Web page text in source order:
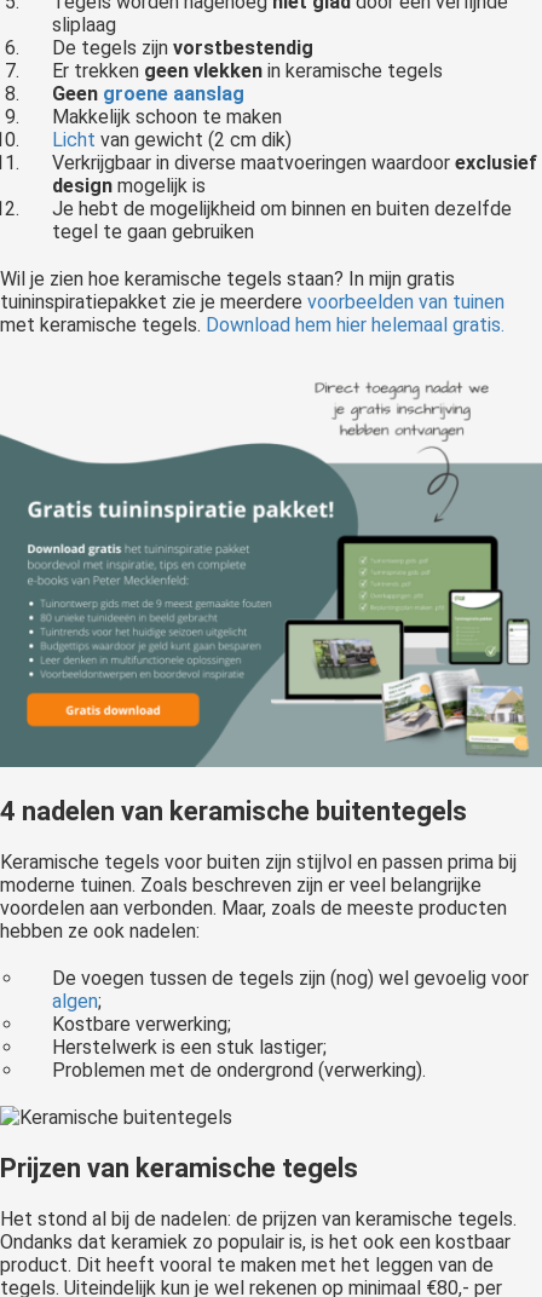
sliplaag
De tegels zijnvorstbestendig
Er trekken geen vlekkenin keramische tegels
Geen groene aanslag
Makkelijk schoon te maken
Licht van gewicht (2 cm dik)
Verkrijgbaar in diverse maatvoeringen waardoorexclusief
designmogelijk is
Je hebt de mogelijkheid om binnen en buiten dezelfde
tegel te gaan gebruiken
Wil je zien hoe keramische tegels staan? In mijn gratis
tuininspiratiepakket zie je meerdere voorbeelden van tuinen
met keramische tegels. Download hem hier helemaal gratis.
4 nadelen van keramische buitentegels
Keramische tegels voor buiten zijn stijlvol en passen prima bij
moderne tuinen. Zoals beschreven zijn er veel belangrijke
voordelen aan verbonden. Maar, zoals de meeste producten
hebben ze ook nadelen:
De voegen tussen de tegels zijn (nog) wel gevoelig voor
algen;
Kostbare verwerking;
Herstelwerk is een stuk lastiger;
Problemen met de ondergrond (verwerking).
Prijzen van keramische tegels
Het stond al bij de nadelen: de prijzen van keramische tegels.
Ondanks dat keramiek zo populair is, is het ook een kostbaar
product. Dit heeft vooral te maken met het leggen van de
tegels. Uiteindelijk kun je wel rekenen op minimaal €80,- per